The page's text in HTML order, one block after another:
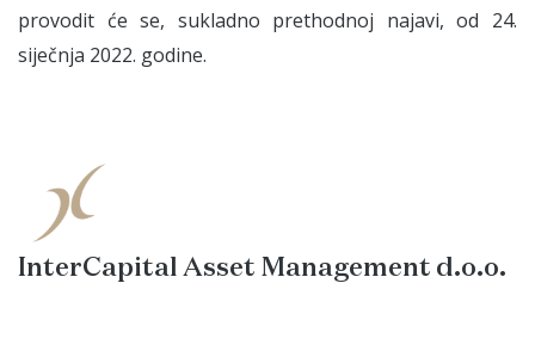
provodit će se, sukladno prethodnoj najavi, od 24.
siječnja 2022. godine.
InterCapital Asset Management d.o.o.